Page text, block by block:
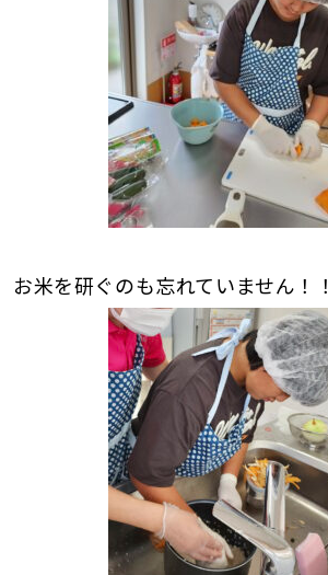
お米を研ぐのも忘れていません！！